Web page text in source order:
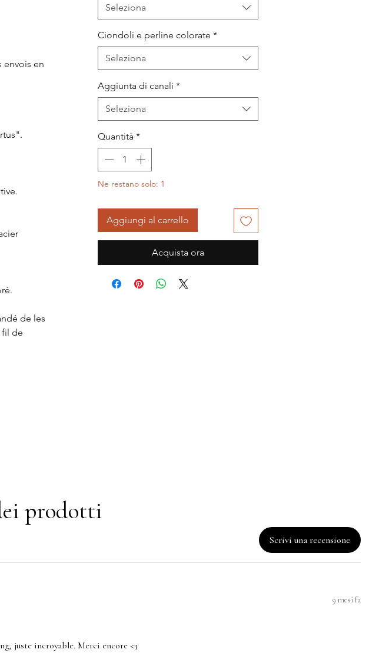
envois en
de les
fil de
Seleziona
Ciondoli e perline colorate *
Seleziona
Aggiunta di canali *
Seleziona
Quantità *
Ne restano solo: 1
Aggiungi al carrello
Acquista ora
prodotti
Scrivi una recensione
9 mesi fa
juste incroyable. Merci encore <3